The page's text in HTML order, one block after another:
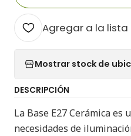
Agregar a la
Mostrar stock de
DESCRIPCIÓN
La Base E27 Cerámica
necesidades de